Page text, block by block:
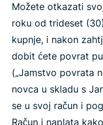
Možete otkazati
roku od trideset
kupnje, i nakon
dobit ćete povrat
(„Jamstvo povrata
novca u skladu s
se u svoj račun i
Račun i naplata